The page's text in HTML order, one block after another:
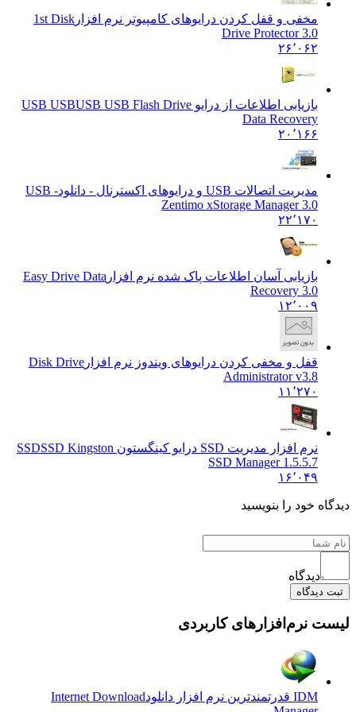
مخفی و قفل کردن درایوهای کامپیوتر نرم افزار 1st Disk
Drive Protector 3.0
۲۶٬۰۶۲
بازیابی اطلاعات از درایو USB USB USB USB Flash Drive
Data Recovery
۲۰٬۱۶۶
مدیریت اتصالات USB و درایوهای اکسترنال - دانلود
USB -
Zentimo xStorage Manager 3.0
۲۲٬۱۷۰
بازیابی آسان اطلاعات پاک شده نرم افزار Easy Drive Data
Recovery 3.0
۱۲٬۰۰۹
قفل و مخفی کردن درایوهای ویندوز نرم افزار Disk Drive
Administrator v3.8
۱۱٬۲۷۰
نرم افزار مدیریت SSD درایو کینگستون SSD
SSD Kingston
SSD Manager 1.5.5.7
۱۶٬۰۴۹
خود را بنویسید
دیدگاه
نرم‌افزارهای کاربردی
Internet Download